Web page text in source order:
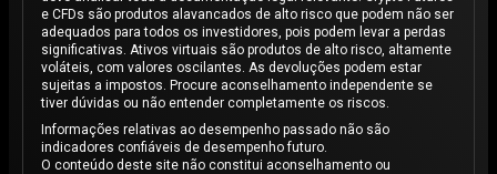
e CFDs são produtos alavancados de alto risco que podem não ser
adequados para todos os investidores, pois podem levar a perdas
significativas. Ativos virtuais são produtos de alto risco, altamente
voláteis, com valores oscilantes. As devoluções podem estar
sujeitas a impostos. Procure aconselhamento independente se
tiver dúvidas ou não entender completamente os riscos.
Informações relativas ao desempenho passado não são
indicadores confiáveis de desempenho futuro.
O conteúdo deste site não constitui aconselhamento ou